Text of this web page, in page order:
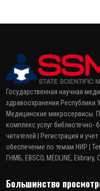
Государственная научная
здравоохранения Республики
Медицинские микросервисы.
комплекс услуг библиотечно-
читателей | Регистрация и
обеспечение по темам НИР |
ГНМБ, EBSCO, MEDLINE,
Большинство